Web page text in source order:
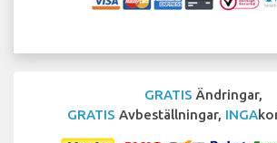
GRATIS Ändringar,
GRATIS Avbeställningar, INGA